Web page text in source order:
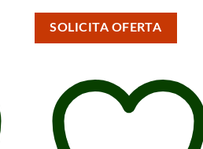
SOLICITA OFERTA